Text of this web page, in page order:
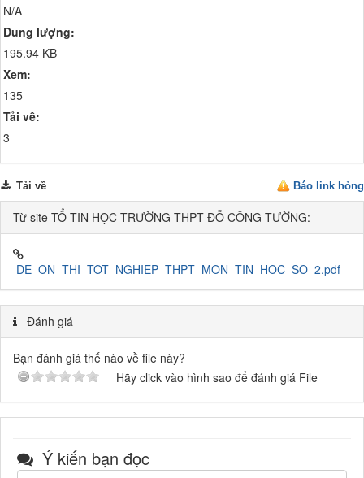
N/A
Dung lượng:
195.94 KB
Xem:
135
Tải về:
3
Báo link hỏng
Tải về
Từ site TỔ TIN HỌC TRƯỜNG THPT ĐỖ CÔNG TƯỜNG:
DE_ON_THI_TOT_NGHIEP_THPT_MON_TIN_HOC_SO_2.pdf
Đánh giá
Bạn đánh giá thế nào về file này?
Hãy click vào hình sao để đánh giá File
Ý kiến bạn đọc